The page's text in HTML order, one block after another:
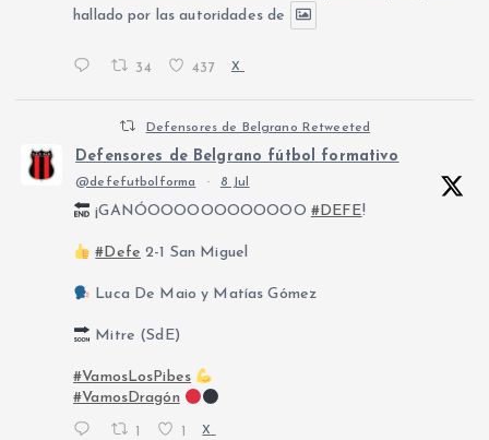
hallado por las autoridades de
34 437 X
Defensores de Belgrano Retweeted
Defensores de Belgrano fútbol formativo
@defefutbolforma · 8 Jul
¡GANÓOOOOOOOOOOOO #DEFE!
#Defe 2-1 San Miguel
Luca De Maio y Matías Gómez
Mitre (SdE)
#VamosLosPibes
#VamosDragón
1 1 X